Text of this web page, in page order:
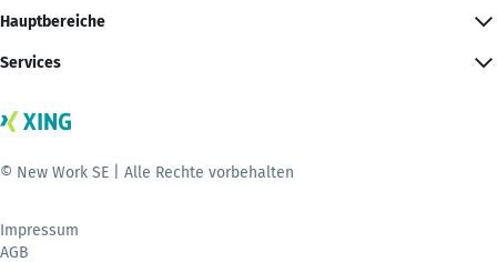
Hauptbereiche
Services
© New Work SE | Alle Rechte vorbehalten
Impressum
AGB